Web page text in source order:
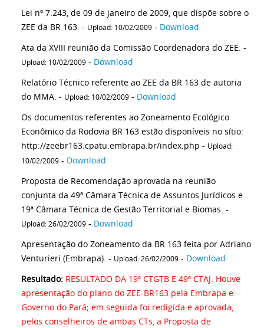
Lei nº 7.243, de 09 de janeiro de 2009, que dispõe sobre o
ZEE da BR 163. - Upload: 10/02/2009 - Download
Ata da XVIII reunião da Comissão Coordenadora do ZEE. -
Upload: 10/02/2009 - Download
Relatório Técnico referente ao ZEE da BR 163 de autoria
do MMA. - Upload: 10/02/2009 - Download
Os documentos referentes ao Zoneamento Ecológico
Econômico da Rodovia BR 163 estão disponíveis no sítio:
http://zeebr163.cpatu.embrapa.br/index.php - Upload:
10/02/2009 - Download
Proposta de Recomendação aprovada na reunião
conjunta da 49ª Câmara Técnica de Assuntos Jurídicos e
19ª Câmara Técnica de Gestão Territorial e Biomas. -
Upload: 26/02/2009 - Download
Apresentação do Zoneamento da BR 163 feita por Adriano
Venturieri (Embrapa). - Upload: 26/02/2009 - Download
Resultado: RESULTADO DA 19ª CTGTB E 49ª CTAJ: Houve
apresentação do plano do ZEE-BR163 pela Embrapa e
Governo do Pará; em seguida foi redigida e aprovada,
pelos conselheiros de ambas CTs, a Proposta de